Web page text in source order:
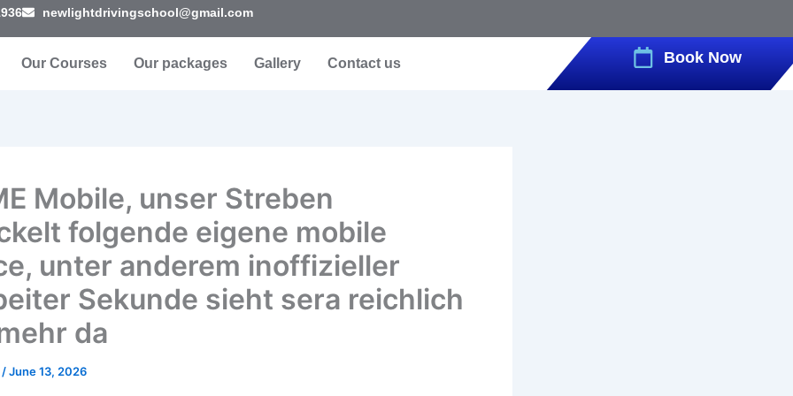
newlightdrivingschool@gmail.com
Our Courses Our packages Gallery Contact us Book Now
Mobile, unser Streben
folgende eigene mobile
unter anderem inoffizieller
Sekunde sieht sera reichlich
da
/June 13, 2026